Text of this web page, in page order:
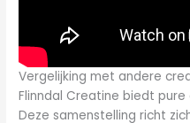
Vergelijking met andere
Flinndal Creatine biedt
Deze samenstelling richt